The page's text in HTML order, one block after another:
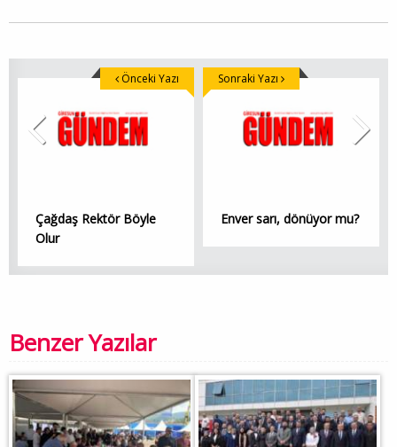
Çağdaş Rektör Böyle
Olur
Önceki Yazı
Enver sarı, dönüyor mu?
Sonraki Yazı
Benzer Yazılar